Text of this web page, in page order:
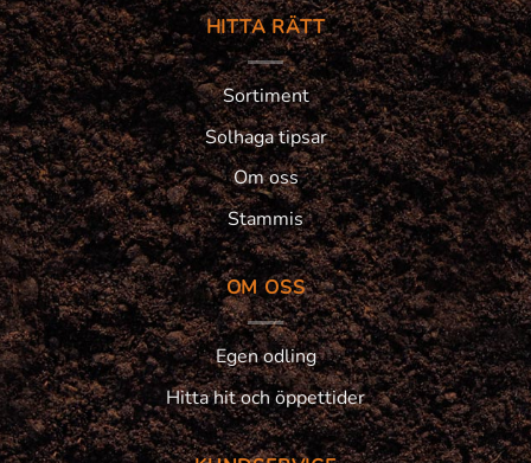
HITTA RÄTT
Sortiment
Solhaga tipsar
Om oss
Stammis
OM OSS
Egen odling
Hitta hit och öppettider